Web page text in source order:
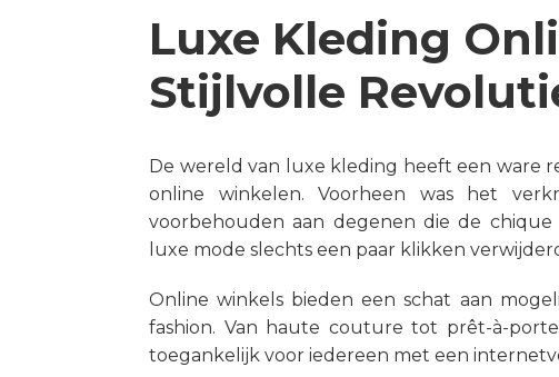
Luxe Kleding
Stijlvolle
De wereld van luxe kleding heeft een ware
online winkelen. Voorheen was het
voorbehouden aan degenen die de
luxe mode slechts een paar klikken
Online winkels bieden een schat aan
fashion. Van haute couture tot prêt-à-
toegankelijk voor iedereen met een